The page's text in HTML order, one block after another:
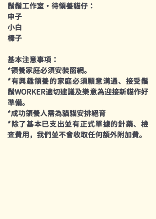
​鬚鬚工作室・待領養貓仔：
申子
小白
榛子
​基本​注意事項：
*領養家庭必須安裝窗網。
*有興趣領養的家庭必須願意溝通、接受鬚
鬚WORKER適切建議及樂意為迎接新貓作好
準備。
*成功領養人需為貓貓安排絕育
​*除了基本已支出並有正式單據的針藥、檢
查費用，我們並不會收取任何額外附加費。